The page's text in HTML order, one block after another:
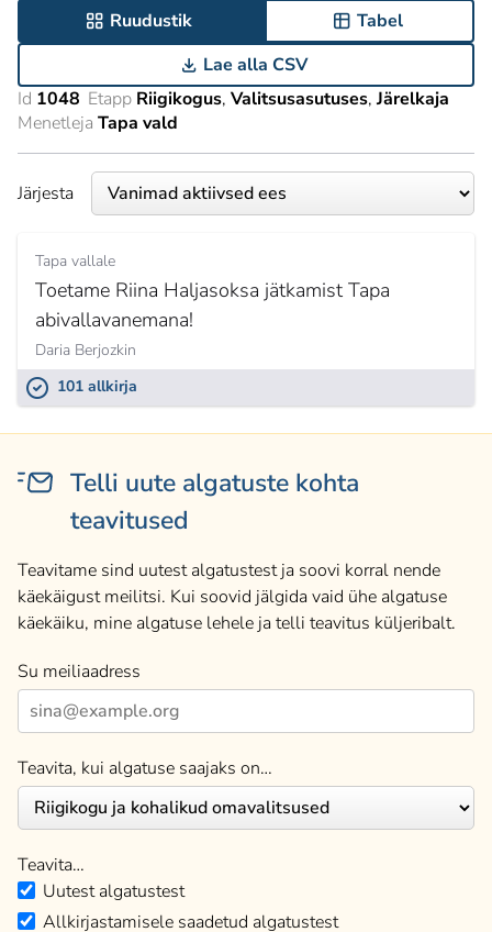
Ruudustik
Tabel
Lae alla CSV
Id 1048 Etapp Riigikogus Valitsusasutuses Järelkaja
Menetleja Tapa vald
Järjesta
Tapa vallale
Toetame Riina Haljasoksa jätkamist Tapa
abivallavanemana!
Daria Berjozkin
101 allkirja
Telli uute algatuste kohta
teavitused
Teavitame sind uutest algatustest ja soovi korral nende
käekäigust meilitsi. Kui soovid jälgida vaid ühe algatuse
käekäiku, mine algatuse lehele ja telli teavitus küljeribalt.
Su meiliaadress
Teavita, kui algatuse saajaks on…
Teavita…
Uutest algatustest
Allkirjastamisele saadetud algatustest